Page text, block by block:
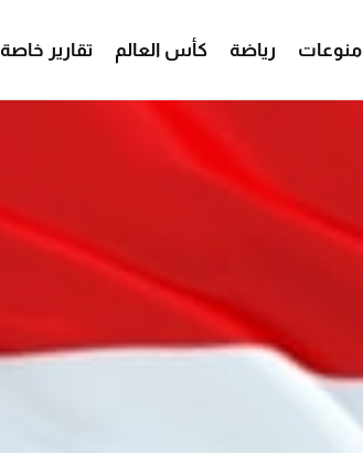
منوعات رياضة كأس العالم تقارير خاصة